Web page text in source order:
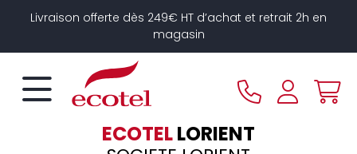
Livraison offerte dès 249€ HT d’achat et retrait 2h en
magasin
ECOTELLORIENT
Panneau de gestion des cookies